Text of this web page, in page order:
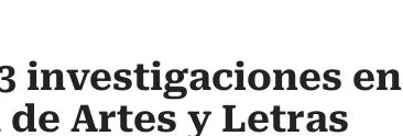
investigaciones en
Artes y Letras